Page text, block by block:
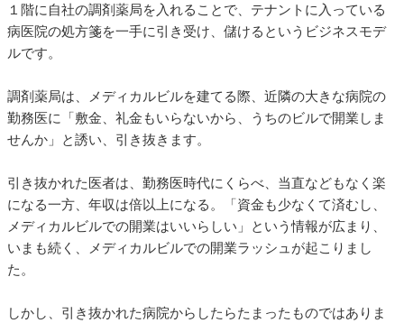
１階に自社の調剤薬局を入れることで、テナントに入っている
病医院の処方箋を一手に引き受け、儲けるというビジネスモデ
ルです。
調剤薬局は、メディカルビルを建てる際、近隣の大きな病院の
勤務医に「敷金、礼金もいらないから、うちのビルで開業しま
せんか」と誘い、引き抜きます。
引き抜かれた医者は、勤務医時代にくらべ、当直などもなく楽
になる一方、年収は倍以上になる。「資金も少なくて済むし、
メディカルビルでの開業はいいらしい」という情報が広まり、
いまも続く、メディカルビルでの開業ラッシュが起こりまし
た。
しかし、引き抜かれた病院からしたらたまったものではありま